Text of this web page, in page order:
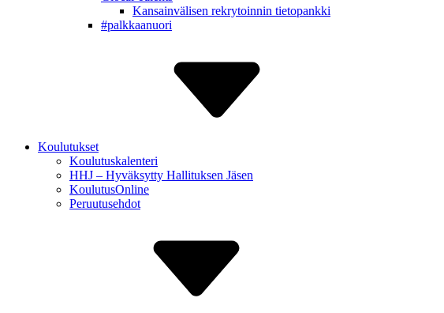
Kansain­välisen rekry­toinnin tietopankki
#palkkaa­nuori
Koulutukset
Koulutuskalenteri
HHJ – Hyväksytty Hallituksen Jäsen
Koulutus­Online
Peruutus­ehdot